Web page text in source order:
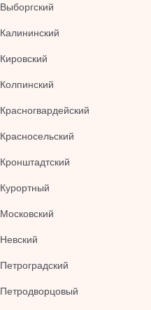
Выборгский
Калининский
Кировский
Колпинский
Красногвардейский
Красносельский
Кронштадтский
Курортный
Московский
Невский
Петроградский
Петродворцовый